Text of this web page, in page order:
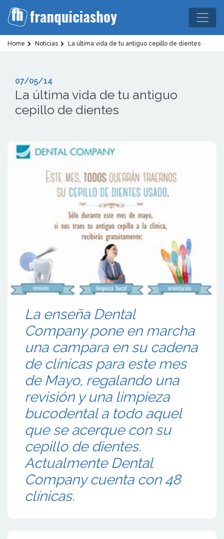
Home Noticias La última vida de tu antiguo cepillo de dientes
07/05/14
La última vida de tu antiguo
cepillo de dientes
La enseña Dental
Company pone en marcha
una campara en su cadena
de clínicas para este mes
de Mayo, regalando una
revisión y una limpieza
bucodental a todo aquel
que se acerque con su
cepillo de dientes.
Actualmente Dental
Company cuenta con 48
clínicas.